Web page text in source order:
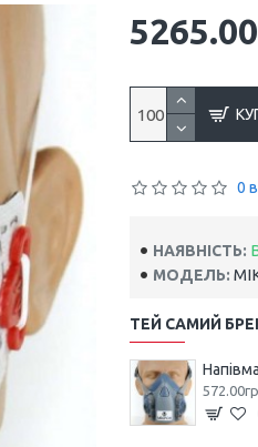
НАЯВНІСТЬ:
МОДЕЛЬ:
0
ТЕЙ САМИЙ